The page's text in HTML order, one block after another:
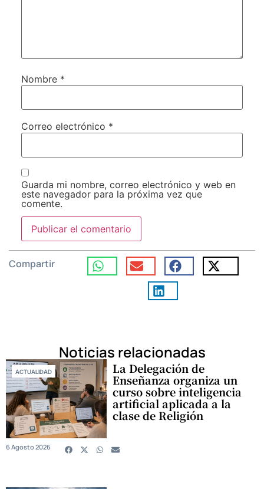
Nombre *
Correo electrónico *
Guarda mi nombre, correo electrónico y web en
este navegador para la próxima vez que
comente.
Compartir
Noticias relacionadas
ACTUALIDAD La Delegación de
Enseñanza organiza un
curso sobre inteligencia
artificial aplicada a la
clase de Religión
6 Agosto 2026